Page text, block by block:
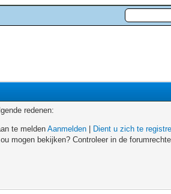
redenen:
te meldenAanmelden
Dient u zich te
mogen bekijken? Controleer in de